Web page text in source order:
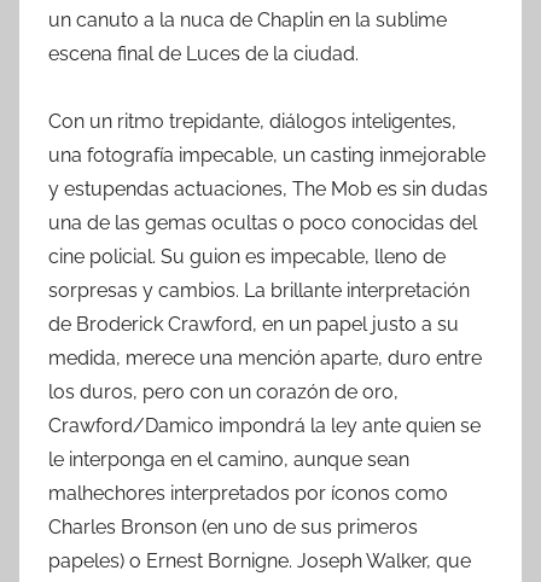
un canuto a la nuca de Chaplin en la sublime
escena final de Luces de la ciudad.
Con un ritmo trepidante, diálogos inteligentes,
una fotografía impecable, un casting inmejorable
y estupendas actuaciones, The Mob es sin dudas
una de las gemas ocultas o poco conocidas del
cine policial. Su guion es impecable, lleno de
sorpresas y cambios. La brillante interpretación
de Broderick Crawford, en un papel justo a su
medida, merece una mención aparte, duro entre
los duros, pero con un corazón de oro,
Crawford/Damico impondrá la ley ante quien se
le interponga en el camino, aunque sean
malhechores interpretados por íconos como
Charles Bronson (en uno de sus primeros
papeles) o Ernest Bornigne. Joseph Walker, que